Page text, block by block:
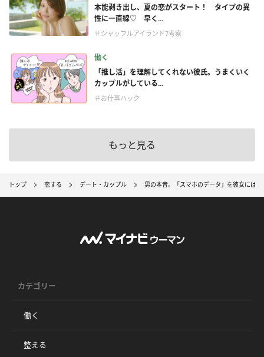
本能剥き出し、夏の恋がスタート！ タイプの異
性に一直線♡ 早く...
＃シャッフルアイランド7考察
働く
「推し活」を理解してくれない彼氏。うまくいく
カップルがしている...
＃お仕事ハック
もっと見る
トップ 恋する デート・カップル 男の本音。「スマホのデータ」を彼女には
カテゴリー
働く
整える